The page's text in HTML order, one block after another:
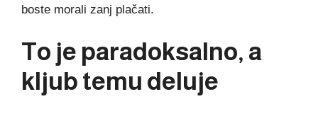
boste morali zanj plačati.
To je paradoksalno, a
kljub temu deluje